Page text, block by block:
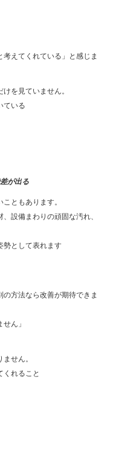
えてくれている」と感じま
を見ていません。
ている
が出る
ともあります。
設備まわりの頑固な汚れ、
勢として表れます
の方法なら改善が期待できま
ん」
せん。
くれること